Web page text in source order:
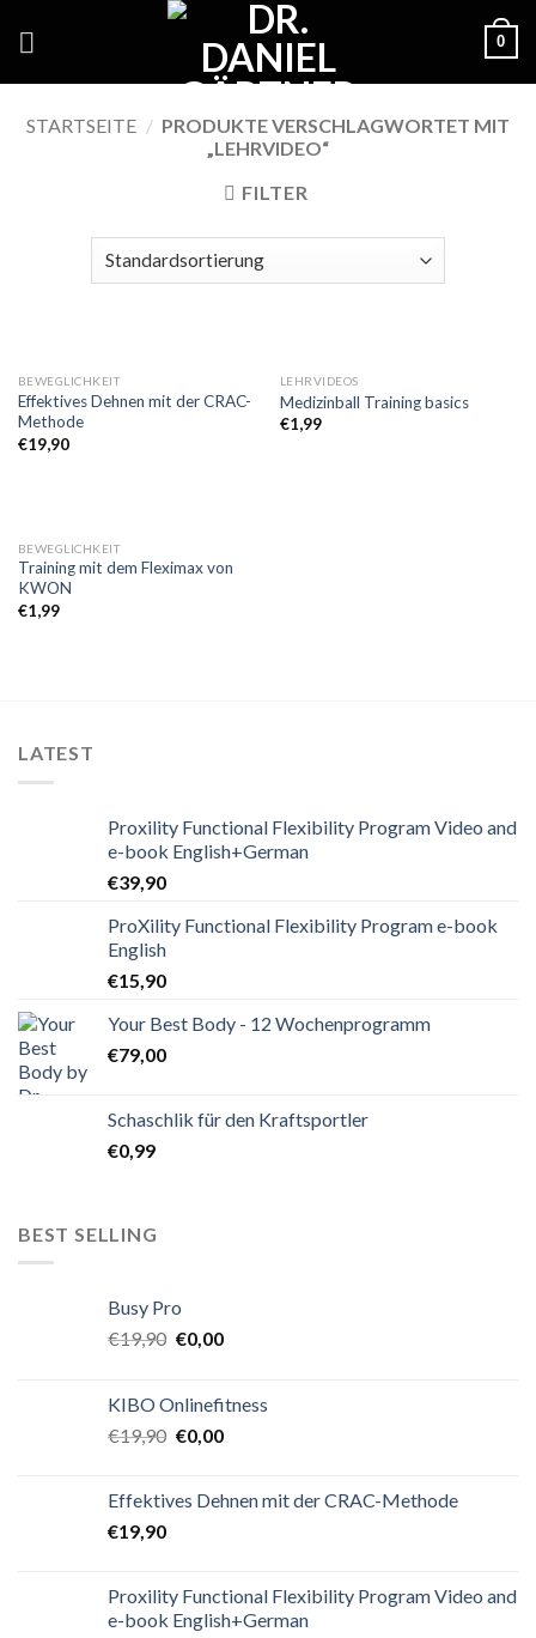
0
STARTSEITE / PRODUKTE VERSCHLAGWORTET MIT
„LEHRVIDEO“
FILTER
BEWEGLICHKEIT
Effektives Dehnen mit der CRAC-
Methode
€19,90
LEHRVIDEOS
Medizinball Training basics
€1,99
BEWEGLICHKEIT
Training mit dem Fleximax von
KWON
€1,99
LATEST
Proxility Functional Flexibility Program Video and
e-book English+German
€39,90
ProXility Functional Flexibility Program e-book
English
€15,90
Your Best Body - 12 Wochenprogramm
€79,00
Schaschlik für den Kraftsportler
€0,99
BEST SELLING
Busy Pro
€19,90 €0,00
KIBO Onlinefitness
€19,90 €0,00
Effektives Dehnen mit der CRAC-Methode
€19,90
Proxility Functional Flexibility Program Video and
e-book English+German